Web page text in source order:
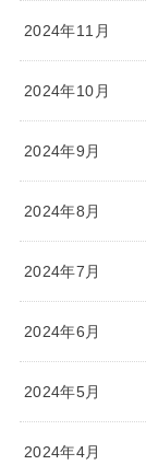
2024年11月
2024年10月
2024年9月
2024年8月
2024年7月
2024年6月
2024年5月
2024年4月